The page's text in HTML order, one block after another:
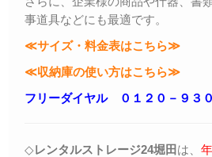
事道具などにも最適です。
≪サイズ・料金表はこちら≫
≪収納庫の使い方はこちら≫
フリーダイヤル ０１２０－９３
◇レンタルストレージ24堀田 は、